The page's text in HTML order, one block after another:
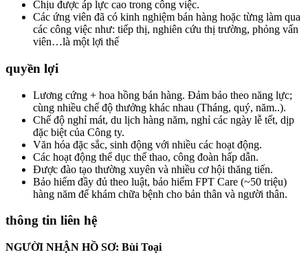
Chịu được áp lực cao trong công việc.
Các ứng viên đã có kinh nghiệm bán hàng hoặc từng làm qua
các công việc như: tiếp thị, nghiên cứu thị trường, phỏng vấn
viên…là một lợi thế
quyền lợi
Lương cứng + hoa hồng bán hàng. Đảm bảo theo năng lực;
cùng nhiều chế độ thưởng khác nhau (Tháng, quý, năm..).
Chế độ nghỉ mát, du lịch hàng năm, nghỉ các ngày lễ tết, dịp
đặc biệt của Công ty.
Văn hóa đặc sắc, sinh động với nhiều các hoạt động.
Các hoạt động thể dục thể thao, công đoàn hấp dẫn.
Được đào tạo thường xuyên và nhiều cơ hội thăng tiến.
Bảo hiểm đầy đủ theo luật, bảo hiểm FPT Care (~50 triệu)
hàng năm để khám chữa bệnh cho bản thân và người thân.
thông tin liên hệ
NGƯỜI NHẬN HỒ SƠ: Bùi Toại